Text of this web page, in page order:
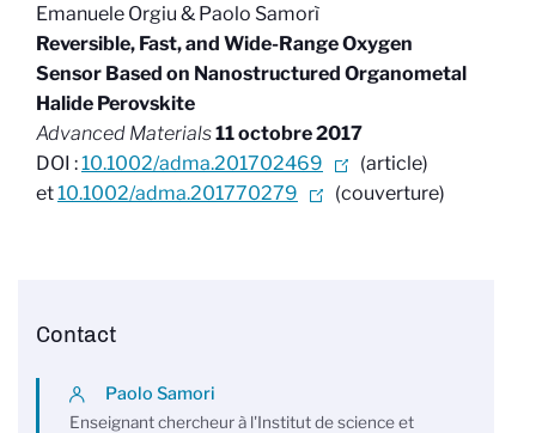
Emanuele Orgiu & Paolo Samorì
Reversible, Fast, and Wide-Range Oxygen
Sensor Based on Nanostructured Organometal
Halide Perovskite
Advanced Materials11 octobre 2017
DOI :10.1002/adma.201702469
(article)
et10.1002/adma.201770279 (couverture)
Contact
Paolo Samori
Enseignant chercheur à l'Institut de science et